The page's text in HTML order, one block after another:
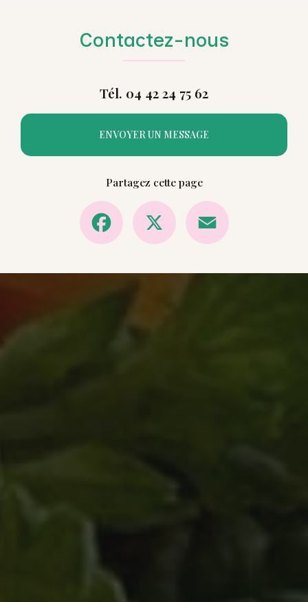
Contactez-nous
Tél. 04 42 24 75 62
ENVOYER UN MESSAGE
Partagez cette page
Facebook